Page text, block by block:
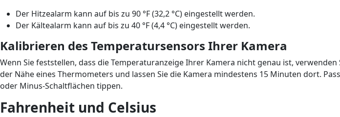
Der Hitzealarm kann auf bis zu 90 °F (32,2 °C) eingestellt werden.
Der Kältealarm kann auf bis zu 40 °F (4,4 °C) eingestellt werden.
Kalibrieren des Temperatursensors Ihrer Kamera
Wenn Sie feststellen, dass die Temperaturanzeige Ihrer Kamera nicht genau ist, verwenden
der Nähe eines Thermometers und lassen Sie die Kamera mindestens 15 Minuten dort.
oder Minus-Schaltflächen tippen.
Fahrenheit und Celsius